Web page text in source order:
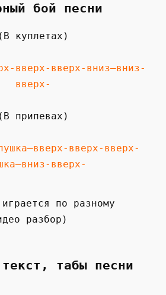
бой песни
(В куплетах)
вверх-вверх-вниз—вниз-
вверх-
(В припевах)
вверх-вверх-
вверх-
по разному
разбор)
табы песни